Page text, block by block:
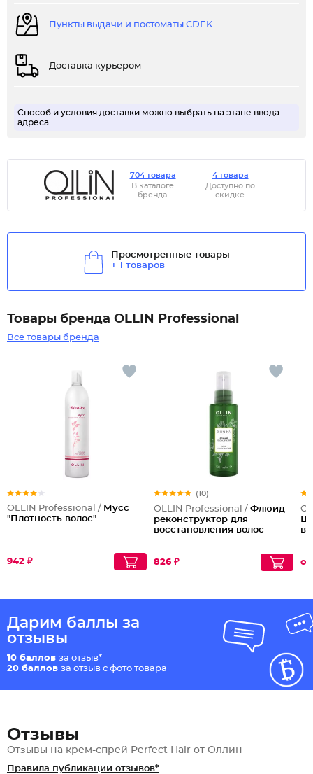
Пункты выдачи и постоматы CDEK
Доставка курьером
Способ и условия доставки можно выбрать на этапе ввода
адреса
704 товара
В каталоге
бренда
4 товара
Доступно по
скидке
Просмотренные товары
+ 1 товаров
Товары бренда OLLIN Professional
Все товары бренда
OLLIN Professional / Мусс
"Плотность волос"
942 ₽
(10)
OLLIN Professional / Флюид
реконструктор для
восстановления волос
826 ₽
Дарим баллы за
отзывы
10 баллов за отзыв*
20 баллов за отзыв с фото товара
Отзывы
Отзывы на крем-спрей Perfect Hair от Оллин
Правила публикации отзывов*